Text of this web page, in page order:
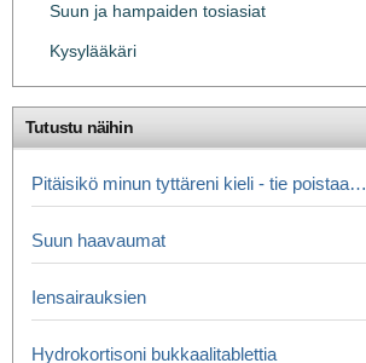
Suun ja hampaiden tosiasiat
Kysylääkäri
Tutustu näihin
Pitäisikö minun tyttäreni kieli - tie poistaa…
Suun haavaumat
Iensairauksien
Hydrokortisoni bukkaalitablettia